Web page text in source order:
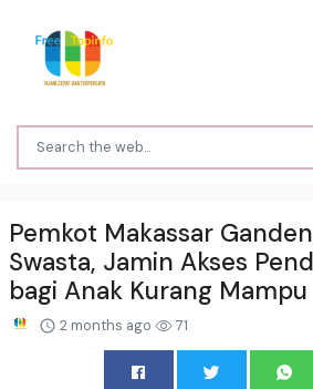
Pemkot Makassar
Swasta, Jamin Akses
bagi Anak Kurang Mampu
2 months ago 71